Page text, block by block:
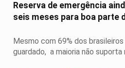
Reserva de emergência
seis meses para boa parte
Mesmo com 69% dos
guardado, a maioria não suporta